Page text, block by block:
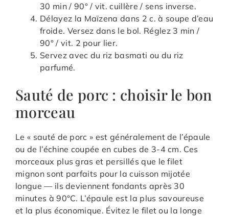
30 min / 90° / vit. cuillère / sens inverse.
Délayez la Maïzena dans 2 c. à soupe d’eau
froide. Versez dans le bol. Réglez 3 min /
90° / vit. 2 pour lier.
Servez avec du riz basmati ou du riz
parfumé.
Sauté de porc : choisir le bon
morceau
Le « sauté de porc » est généralement de l’épaule
ou de l’échine coupée en cubes de 3-4 cm. Ces
morceaux plus gras et persillés que le filet
mignon sont parfaits pour la cuisson mijotée
longue — ils deviennent fondants après 30
minutes à 90°C. L’épaule est la plus savoureuse
et la plus économique. Évitez le filet ou la longe